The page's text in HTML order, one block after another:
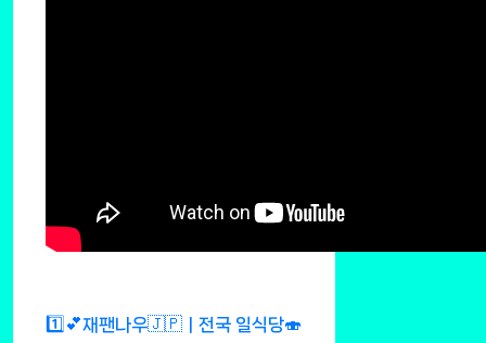
1️⃣💕재팬나우🇯🇵ㅣ전국 일식당🍣